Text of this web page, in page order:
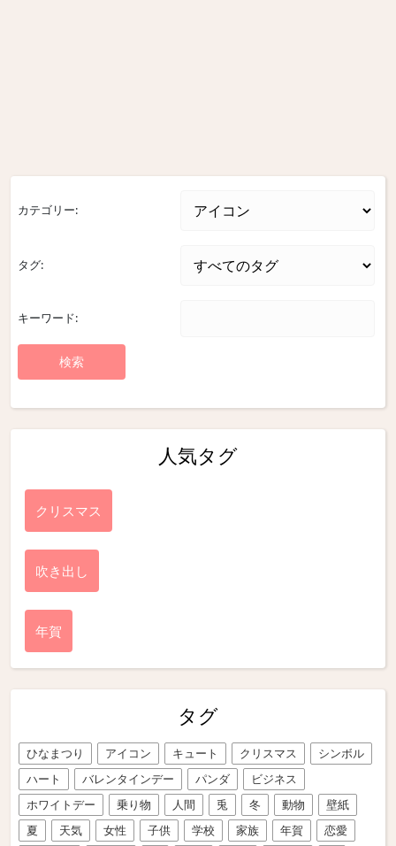
カテゴリー:
タグ:
キーワード:
人気タグ
クリスマス
吹き出し
年賀
タグ
ひなまつり アイコン キュート クリスマス
シンボル
ハート
バレンタインデー パンダ
ビジネス
ホワイトデー
乗り物 人間 兎 冬 動物
壁紙
夏
天気 女性 子供 学校 家族 年賀
恋愛